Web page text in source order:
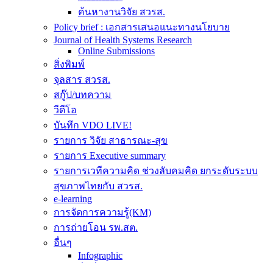
ค้นหางานวิจัย สวรส.
Policy brief : เอกสารเสนอแนะทางนโยบาย
Journal of Health Systems Research
Online Submissions
สิ่งพิมพ์
จุลสาร สวรส.
สกู๊ป/บทความ
วีดีโอ
บันทึก VDO LIVE!
รายการ วิจัย สาธารณะ-สุข
รายการ Executive summary
รายการเวทีความคิด ช่วงลับคมคิด ยกระดับระบบ
สุขภาพไทยกับ สวรส.
e-learning
การจัดการความรู้(KM)
การถ่ายโอน รพ.สต.
อื่นๆ
Infographic